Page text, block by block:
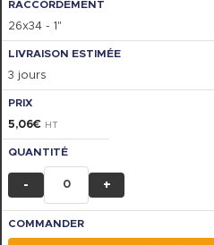
26x34 - 1"
3 jours
5,06€ HT
- +